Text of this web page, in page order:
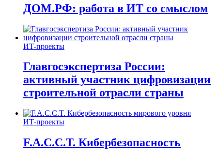
ДОМ.РФ: работа в ИТ со смыслом
ИТ-проекты
Главгосэкспертиза России:
активный участник цифровизации
строительной отрасли страны
ИТ-проекты
F.A.C.C.T. Кибербезопасность